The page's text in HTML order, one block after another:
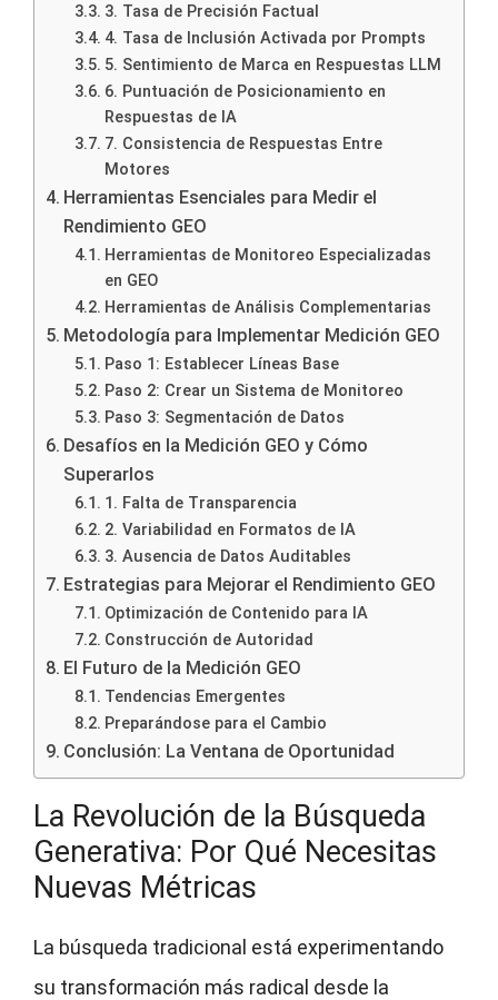
3. Tasa de Precisión Factual
4. Tasa de Inclusión Activada por Prompts
5. Sentimiento de Marca en Respuestas LLM
6. Puntuación de Posicionamiento en
Respuestas de IA
7. Consistencia de Respuestas Entre
Motores
Herramientas Esenciales para Medir el
Rendimiento GEO
Herramientas de Monitoreo Especializadas
en GEO
Herramientas de Análisis Complementarias
Metodología para Implementar Medición GEO
Paso 1: Establecer Líneas Base
Paso 2: Crear un Sistema de Monitoreo
Paso 3: Segmentación de Datos
Desafíos en la Medición GEO y Cómo
Superarlos
1. Falta de Transparencia
2. Variabilidad en Formatos de IA
3. Ausencia de Datos Auditables
Estrategias para Mejorar el Rendimiento GEO
Optimización de Contenido para IA
Construcción de Autoridad
El Futuro de la Medición GEO
Tendencias Emergentes
Preparándose para el Cambio
Conclusión: La Ventana de Oportunidad
La Revolución de la Búsqueda
Generativa: Por Qué Necesitas
Nuevas Métricas
La búsqueda tradicional está experimentando
su transformación más radical desde la